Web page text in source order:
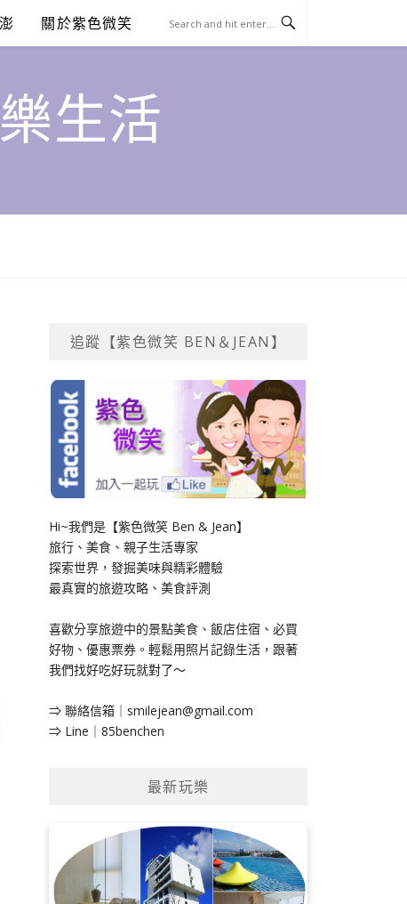
關於紫色微笑
生活
追蹤【紫色微笑 BEN＆JEAN】
Hi~我們是【紫色微笑 Ben & Jean】
旅行、美食、親子生活專家
探索世界，發掘美味與精彩體驗
最真實的旅遊攻略、美食評測
喜歡分享旅遊中的景點美食、飯店住宿、必買
好物、優惠票券。輕鬆用照片記錄生活，跟著
我們找好吃好玩就對了～
⇒ 聯絡信箱｜ smilejean@gmail.com
⇒ Line｜85benchen
最新玩樂